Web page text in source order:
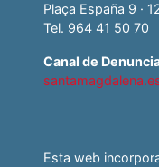
Plaça España 9 ·
Tel. 964 41 50 70
Canal de
Esta web